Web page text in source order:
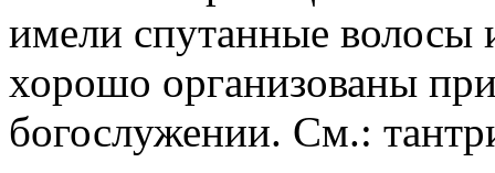
имели спутанные волосы
хорошо организованы
богослужении. См.: